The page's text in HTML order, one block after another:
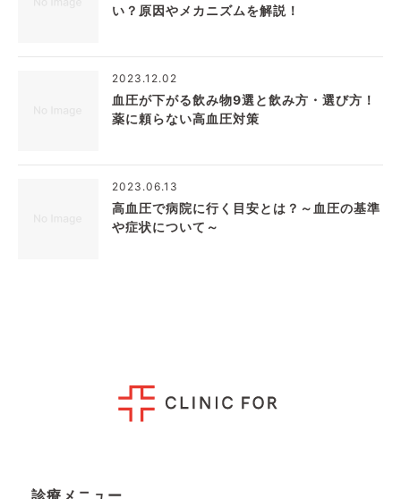
い？原因やメカニズムを解説！
2023.12.02
血圧が下がる飲み物9選と飲み方・選び方！
薬に頼らない高血圧対策
2023.06.13
高血圧で病院に行く目安とは？～血圧の基準
や症状について～
診療メニュー